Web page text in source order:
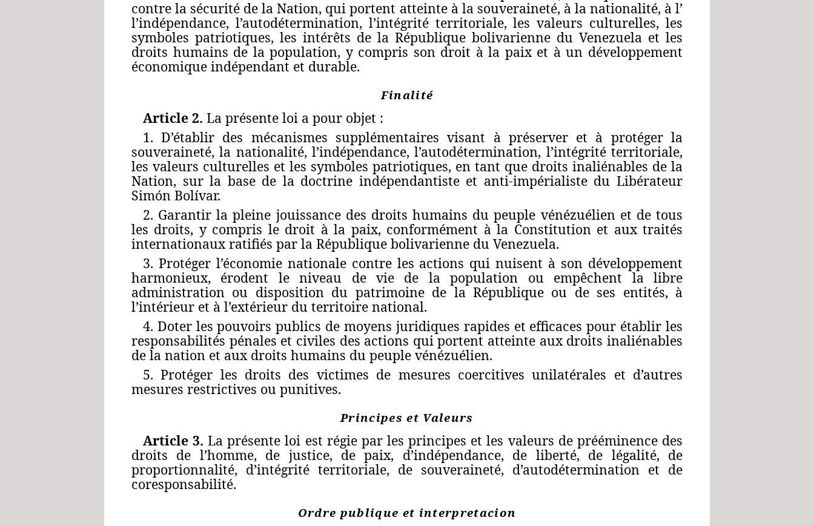
contre la sécurité de la Nation, qui portent atteinte à la souveraineté, à la nationalité, à l’
l’indépendance, l’autodétermination, l’intégrité territoriale, les valeurs culturelles, les
symboles patriotiques, les intérêts de la République bolivarienne du Venezuela et les
droits humains de la population, y compris son droit à la paix et à un développement
économique indépendant et durable.
Finalité
Article 2. La présente loi a pour objet :
1. D’établir des mécanismes supplémentaires visant à préserver et à protéger la
souveraineté, la nationalité, l’indépendance, l’autodétermination, l’intégrité territoriale,
les valeurs culturelles et les symboles patriotiques, en tant que droits inaliénables de la
Nation, sur la base de la doctrine indépendantiste et anti-impérialiste du Libérateur
Simón Bolívar.
2. Garantir la pleine jouissance des droits humains du peuple vénézuélien et de tous
les droits, y compris le droit à la paix, conformément à la Constitution et aux traités
internationaux ratifiés par la République bolivarienne du Venezuela.
3. Protéger l’économie nationale contre les actions qui nuisent à son développement
harmonieux, érodent le niveau de vie de la population ou empêchent la libre
administration ou disposition du patrimoine de la République ou de ses entités, à
l’intérieur et à l’extérieur du territoire national.
4. Doter les pouvoirs publics de moyens juridiques rapides et efficaces pour établir les
responsabilités pénales et civiles des actions qui portent atteinte aux droits inaliénables
de la nation et aux droits humains du peuple vénézuélien.
5. Protéger les droits des victimes de mesures coercitives unilatérales et d’autres
mesures restrictives ou punitives.
Principes et Valeurs
Article 3. La présente loi est régie par les principes et les valeurs de prééminence des
droits de l’homme, de justice, de paix, d’indépendance, de liberté, de légalité, de
proportionnalité, d’intégrité territoriale, de souveraineté, d’autodétermination et de
coresponsabilité.
Ordre publique et interpretacion